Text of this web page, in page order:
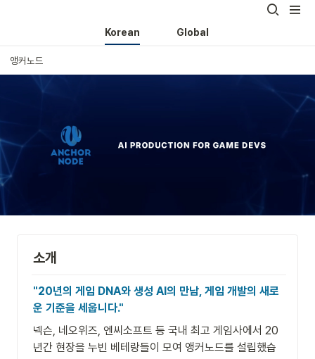
Korean Global
앵커노드
소개
"20년의 게임 DNA와 생성 AI의 만남, 게임 개발의 새로
운 기준을 세웁니다."
넥슨, 네오위즈, 엔씨소프트 등 국내 최고 게임사에서 20
년간 현장을 누빈 베테랑들이 모여 앵커노드를 설립했습